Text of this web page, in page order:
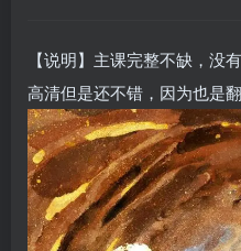
【说明】主课完整不缺，没
高清但是还不错，因为也是